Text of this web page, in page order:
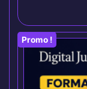
Promo !